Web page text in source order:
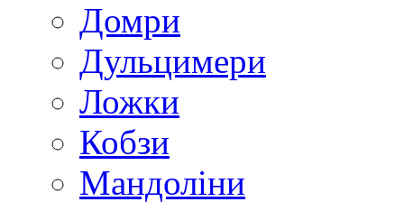
Домри
Дульцимери
Ложки
Кобзи
Мандоліни